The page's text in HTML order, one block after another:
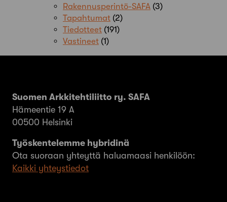
Rakennusperintö-SAFA (3)
Tapahtumat (2)
Tiedotteet (191)
Vastineet (1)
Suomen Arkkitehtiliitto ry. SAFA
Hämeentie 19 A
00500 Helsinki
Työskentelemme hybridinä
Ota suoraan yhteyttä haluamaasi henkilöön:
Kaikki yhteystiedot